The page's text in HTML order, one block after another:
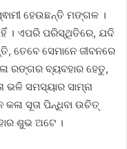
ହେଉଛନ୍ତି ମଙ୍ଗଳ ।
। ଏପରି ପରିସ୍ଥିତିରେ, ଯଦି
ତେବେ ସେମାନେ ଜୀବନରେ
ରଙ୍ଗର ବ୍ୟବହାର ହେତୁ,
ଭଳି ସମସ୍ୟାର ସାମ୍ନା
ସୂତା ପିନ୍ଧିବା ଉଚିତ୍
ଶୁଭ ଅଟେ ।